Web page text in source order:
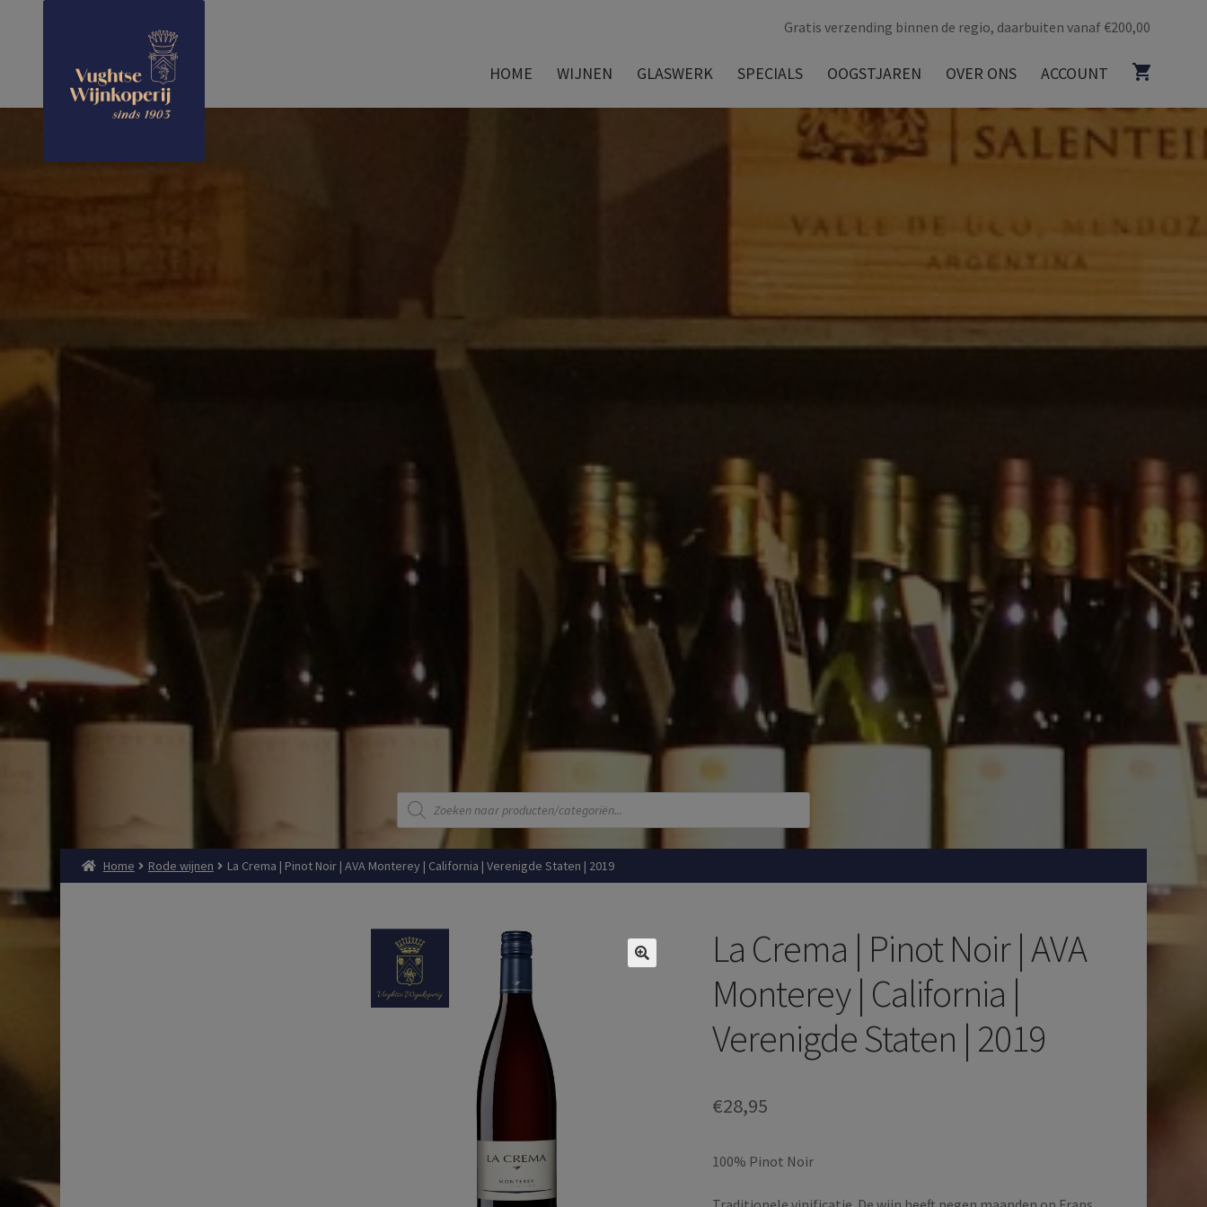
Gratis verzending binnen de regio, daarbuiten vanaf €200,00
HOME WIJNEN GLASWERK SPECIALS OOGSTJAREN OVER ONS ACCOUNT
Producten
zoeken
Home Rode wijnen La Crema | Pinot Noir | AVA Monterey | California | Verenigde Staten | 2019
La Crema | Pinot Noir | AVA
Monterey | California |
Verenigde Staten | 2019
€28,95
100% Pinot Noir